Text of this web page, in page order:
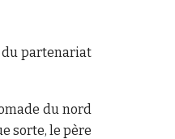
du partenariat
du nord
sorte, le père